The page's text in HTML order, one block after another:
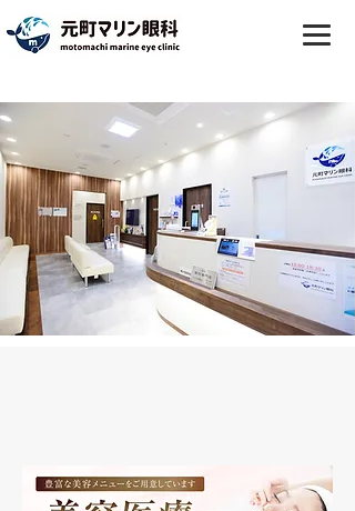
横浜市中区で眼瞼下垂なら｜元町マ
リン眼科